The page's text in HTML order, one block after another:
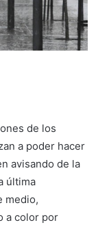
de los
a poder hacer
avisando de la
última
medio,
a color por